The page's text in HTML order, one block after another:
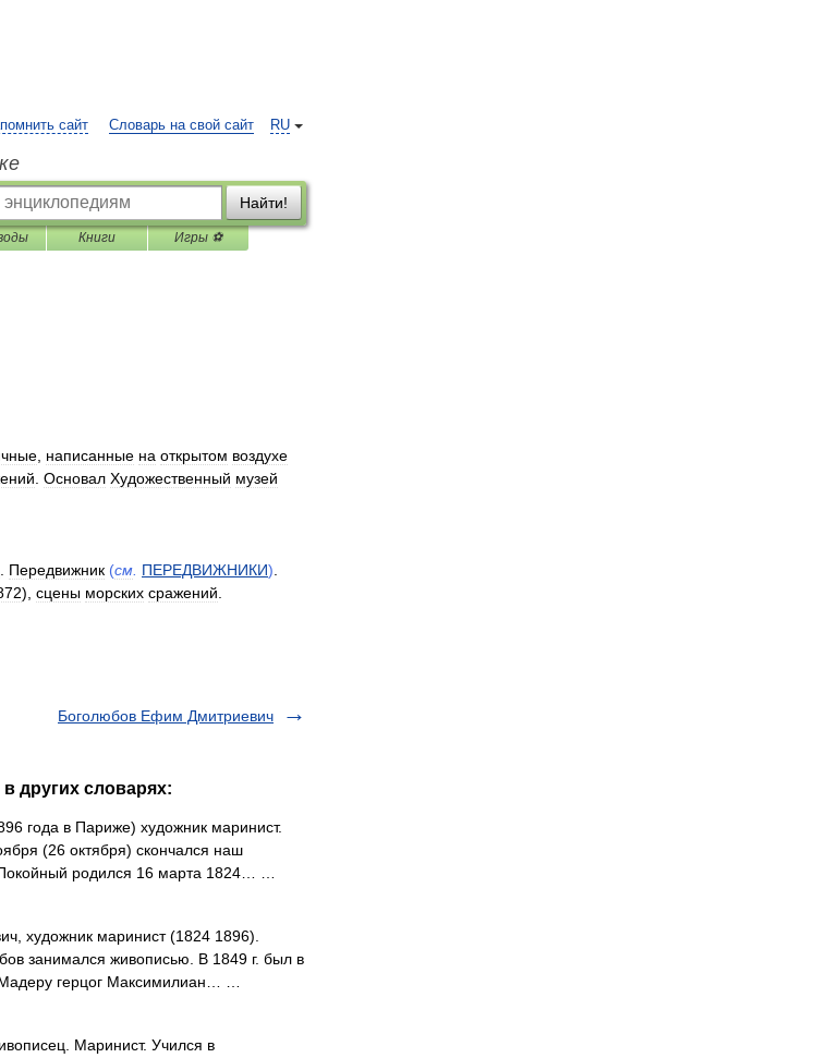
RU
сайт Словарь на свой сайт
Найти!
Книги Игры ⚽
написанные на открытом воздухе
Основал Художественный музей
Передвижник (см ПЕРЕДВИЖНИКИ)
), сцены морских сражений
Боголюбов Ефим Дмитриевич
других словарях:
года в Париже) художник маринист.
(26 октября) скончался наш
родился 16 марта 1824… …
художник маринист (1824 1896).
занимался живописью. В 1849 г. был в
Мадеру герцог Максимилиан… …
Маринист. Учился в